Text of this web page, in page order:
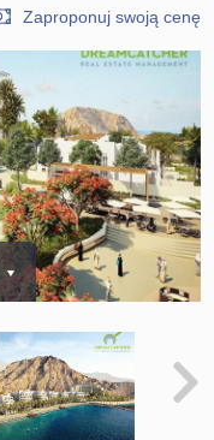
Zaproponuj swoją cenę